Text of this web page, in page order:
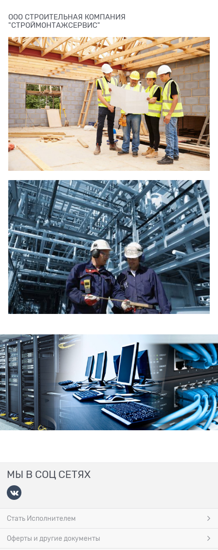
ООО СТРОИТЕЛЬНАЯ КОМПАНИЯ
"СТРОЙМОНТАЖСЕРВИС"
МЫ В СОЦ СЕТЯХ
Стать Исполнителем
Оферты и другие документы